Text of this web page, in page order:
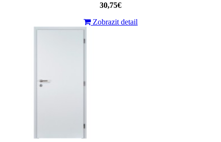
30,75€
Zobrazit detail